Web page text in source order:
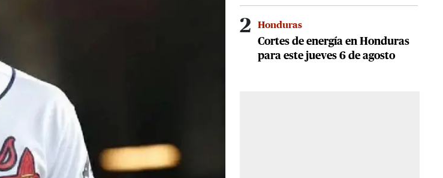
2 Honduras
Cortes de energía en Honduras
para este jueves 6 de agosto